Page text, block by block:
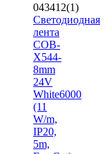
043412(1)
Светодиодная
лента
COB-
X544-
8mm
24V
White6000
(11
W/m,
IP20,
5m,